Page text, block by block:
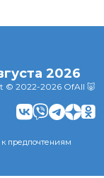
2026
© 2022-2026 OfAll 🐷
предпочтениям